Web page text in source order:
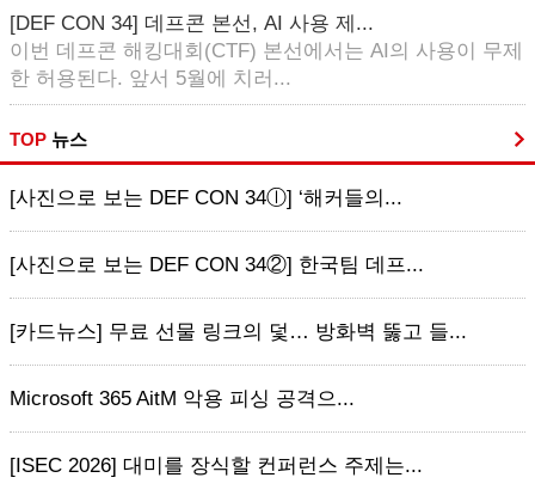
[DEF CON 34] 데프콘 본선, AI 사용 제...
이번 데프콘 해킹대회(CTF) 본선에서는 AI의 사용이 무제
한 허용된다. 앞서 5월에 치러...
TOP 뉴스
[사진으로 보는 DEF CON 34ⓛ] ‘해커들의...
[사진으로 보는 DEF CON 34②] 한국팀 데프...
[카드뉴스] 무료 선물 링크의 덫… 방화벽 뚫고 들...
Microsoft 365 AitM 악용 피싱 공격으...
[ISEC 2026] 대미를 장식할 컨퍼런스 주제는...